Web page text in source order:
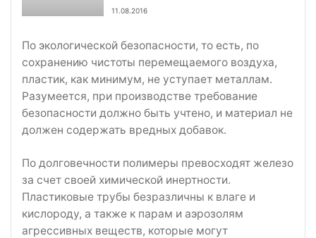
11.08.2016
По экологической безопасности, то есть, по
сохранению чистоты перемещаемого воздуха,
пластик, как минимум, не уступает металлам.
Разумеется, при производстве требование
безопасности должно быть учтено, и материал не
должен содержать вредных добавок.
По долговечности полимеры превосходят железо
за счет своей химической инертности.
Пластиковые трубы безразличны к влаге и
кислороду, а также к парам и аэрозолям
агрессивных веществ, которые могут